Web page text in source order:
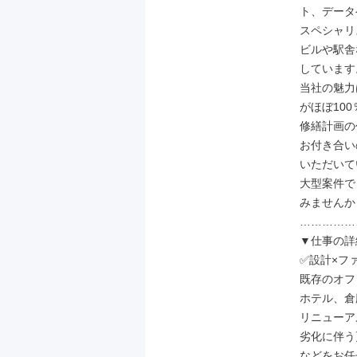
ト、デー
スペシャ
ビルや駅
していま
当社の魅
がほぼ100
修繕計画
お付き合
いただい
大型案件
みません
▼仕事の
✅設計×フ
既存のオ
ホテル、
リニュー
劣化に伴